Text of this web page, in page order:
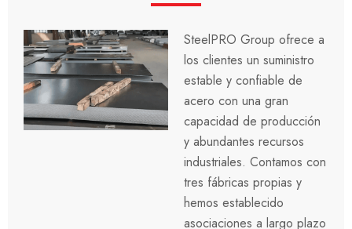
SteelPRO Group ofrece a
los clientes un suministro
estable y confiable de
acero con una gran
capacidad de producción
y abundantes recursos
industriales. Contamos con
tres fábricas propias y
hemos establecido
asociaciones a largo plazo